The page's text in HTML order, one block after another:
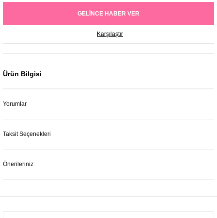
GELINCE HABER VER
Karşılaştır
Ürün Bilgisi
Yorumlar
Taksit Seçenekleri
Önerileriniz